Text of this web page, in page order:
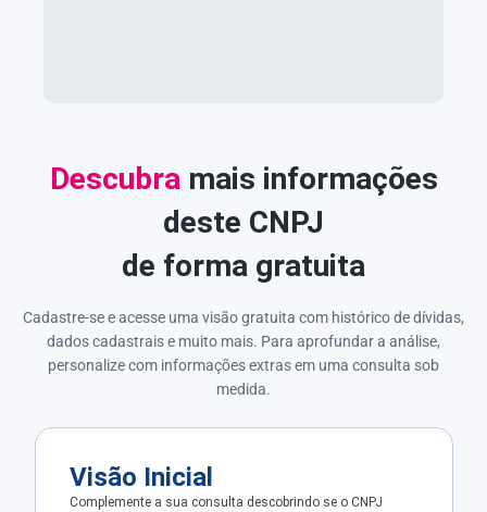
Descubra mais informações
deste CNPJ
de forma gratuita
Cadastre-se e acesse uma visão gratuita com histórico de dívidas,
dados cadastrais e muito mais. Para aprofundar a análise,
personalize com informações extras em uma consulta sob
medida.
Visão Inicial
Complemente a sua consulta descobrindo se o CNPJ